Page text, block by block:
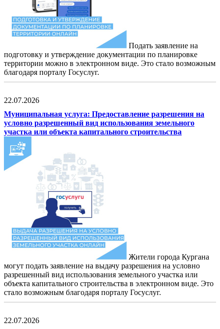
Подать заявление на
подготовку и утверждение документации по планировке
территории можно в электронном виде. Это стало возможным
благодаря порталу Госуслуг.
22.07.2026
Муниципальная услуга: Предоставление разрешения на
условно разрешенный вид использования земельного
участка или объекта капитального строительства
Жители города Кургана
могут подать заявление на выдачу разрешения на условно
разрешенный вид использования земельного участка или
объекта капитального строительства в электронном виде. Это
стало возможным благодаря порталу Госуслуг.
22.07.2026